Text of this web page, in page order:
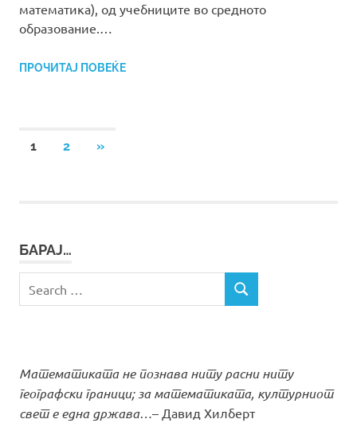
математика), од учебниците во средното
образование.…
ПРОЧИТАЈ ПОВЕЌЕ
Posts
1 2
NEXT
»
БАРАЈ…
for:
SEARCH
Математиката не познава ниту расни ниту
географски граници; за математиката, културниот
свет е една држава…– Давид Хилберт